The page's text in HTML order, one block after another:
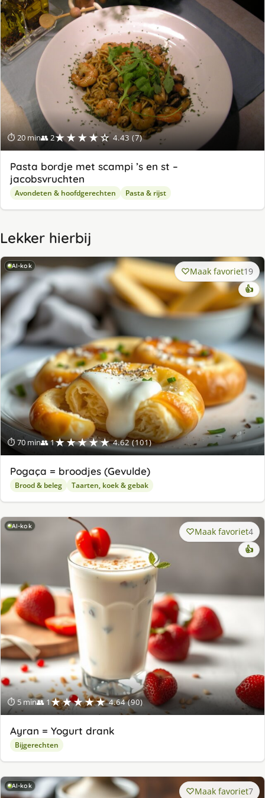
⏱ 20 min👥 2★★★★☆ 4.43 (7)
Pasta bordje met scampi ’s en st –
jacobsvruchten
Avondeten & hoofdgerechten Pasta & rijst
Lekker hierbij
AI-kok
⏱ 70 min👥 1★★★★★ 4.62 (101)
Maak favoriet19
👍
Pogaça = broodjes (Gevulde)
Brood & beleg Taarten, koek & gebak
AI-kok
⏱ 5 min👥 1★★★★★ 4.64 (90)
Maak favoriet4
👍
Ayran = Yogurt drank
Bijgerechten
AI-kok Maak favoriet7